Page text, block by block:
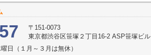
〒151-0073
東京都渋谷区笹塚２丁目16-2 ASP笹塚ビル
日（１月～３月は無休）